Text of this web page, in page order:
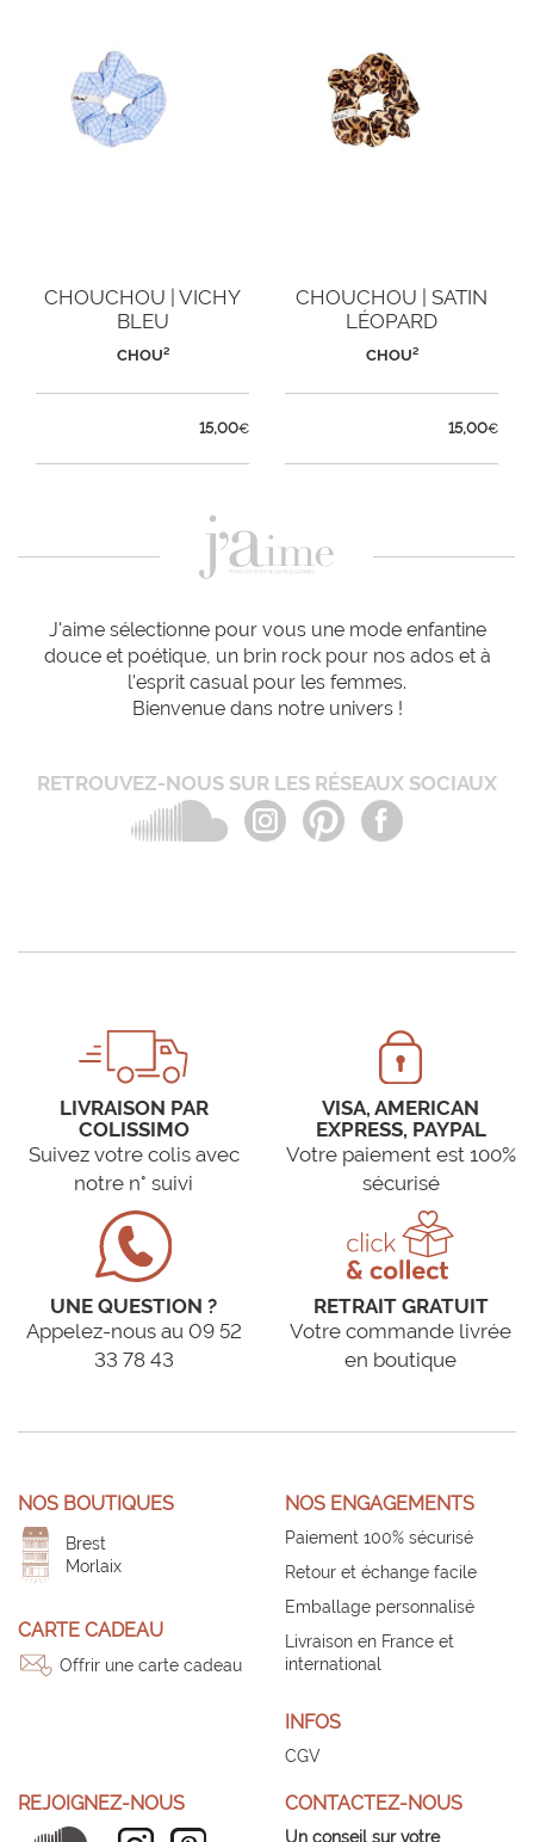
CHOUCHOU | VICHY
BLEU
CHOU²
15,00€
CHOUCHOU | SATIN
LÉOPARD
CHOU²
15,00€
J'aime sélectionne pour vous une mode enfantine
douce et poétique, un brin rock pour nos ados et à
l'esprit casual pour les femmes.
Bienvenue dans notre univers !
RETROUVEZ-NOUS SUR LES RÉSEAUX SOCIAUX
LIVRAISON PAR
COLISSIMO
Suivez votre colis avec
notre n° suivi
VISA, AMERICAN
EXPRESS, PAYPAL
Votre paiement est 100%
sécurisé
UNE QUESTION ?
Appelez-nous au 09 52
33 78 43
RETRAIT GRATUIT
Votre commande livrée
en boutique
NOS BOUTIQUES
Brest
Morlaix
CARTE CADEAU
Offrir une carte cadeau
NOS ENGAGEMENTS
Paiement 100% sécurisé
Retour et échange facile
Emballage personnalisé
Livraison en France et
international
INFOS
CGV
REJOIGNEZ-NOUS CONTACTEZ-NOUS
Un conseil sur votre